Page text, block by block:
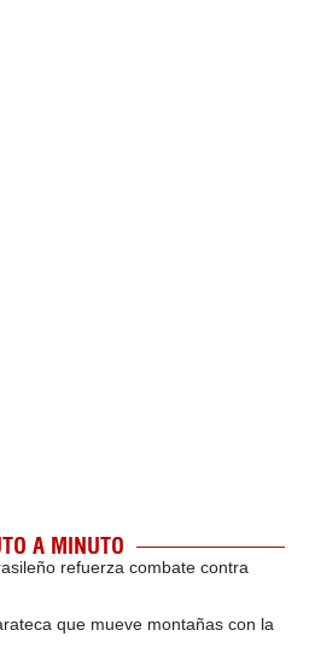
A MINUTO
refuerza combate contra
que mueve montañas con la